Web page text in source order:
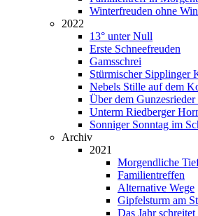
Winterfreuden ohne
2022
13° unter Null
Erste Schneefreuden
Gamsschrei
Stürmischer Sipplinger
Nebels Stille auf dem
Über dem Gunzesrieder
Unterm Riedberger
Sonniger Sonntag im
Archiv
2021
Morgendliche
Familientreffen
Alternative Wege
Gipfelsturm am
Das Jahr schreitet